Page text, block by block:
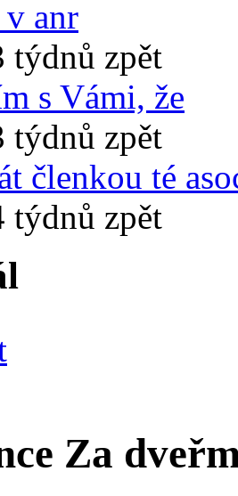
anr
týdnů zpět
s Vámi, že
týdnů zpět
členkou té
týdnů zpět
Za